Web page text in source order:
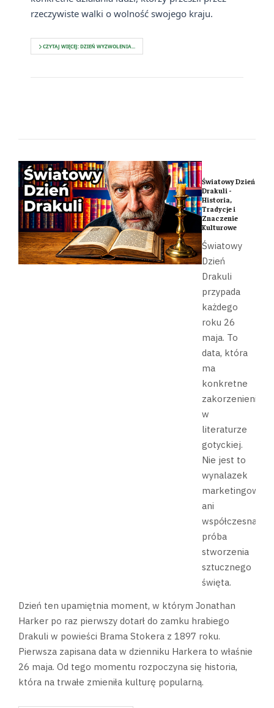
rzeczywiste walki o wolność swojego kraju.
CZYTAJ WIĘCEJ: DZIEŃ WYZWOLENIA...
Światowy Dzień
Drakuli -
Historia,
Tradycje i
Znaczenie
Kulturowe
Światowy
Dzień
Drakuli
przypada
każdego
roku 26
maja. To
data, która
ma
konkretne
zakorzenienie
w
literaturze
gotyckiej.
Nie jest to
wynalazek
marketingowy
ani
współczesna
próba
stworzenia
sztucznego
święta.
Dzień ten upamiętnia moment, w którym Jonathan
Harker po raz pierwszy dotarł do zamku hrabiego
Drakuli w powieści Brama Stokera z 1897 roku.
Pierwsza zapisana data w dzienniku Harkera to właśnie
26 maja. Od tego momentu rozpoczyna się historia,
która na trwałe zmieniła kulturę popularną.